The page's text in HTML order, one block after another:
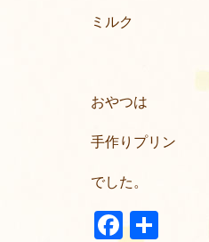
ミルク
おやつは
手作りプリン
でした。